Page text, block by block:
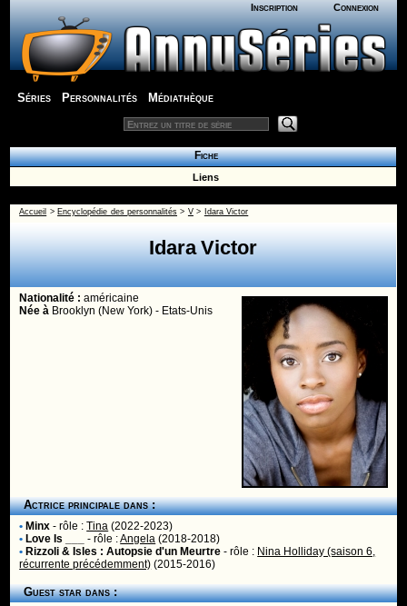
Inscription Connexion
Séries Personnalités Médiathèque
Fiche
Liens
Accueil > Encyclopédie des personnalités > V> Idara Victor
Idara Victor
Nationalité :américaine
Néeà Brooklyn (New York) - Etats-Unis
Actrice principale dans :
• Minx - rôle :Tina (2022-2023)
• Love Is ___ - rôle :Angela (2018-2018)
• Rizzoli & Isles : Autopsie d'un Meurtre - rôle : Nina Holliday (saison 6,
récurrente précédemment) (2015-2016)
Guest star dans :